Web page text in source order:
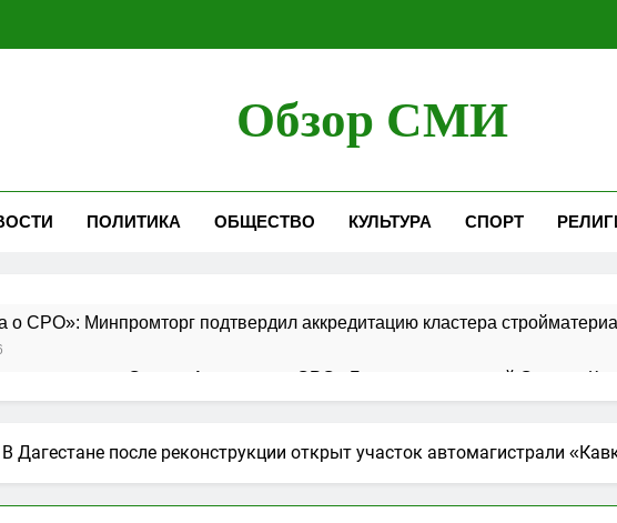
Обзор СМИ
ПОЛИТИКА ОБЩЕСТВО КУЛЬТУРА СПОРТ
о СРО»: Минпромторг подтвердил аккредитацию кластера
заседание Совета Ассоциации СРО «Гильдия строителей Северо-
завершает работы по строительству новой взлетно-
В Дагестане после реконструкции открыт участок автомагистрали